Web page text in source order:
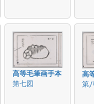
高等毛筆画手本
第七図
高
第